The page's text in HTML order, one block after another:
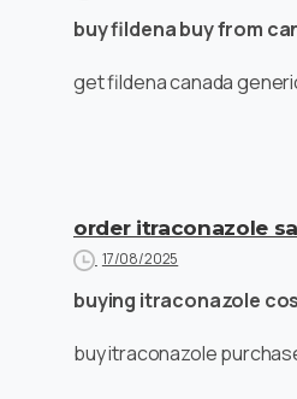
buy fildena buy from
get fildena canada
order itraconazole
17/08/2025
buying itraconazole
buy itraconazole